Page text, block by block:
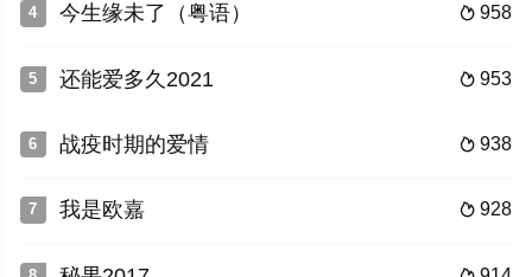
4  958
今生缘未了（粤语）
5  953
还能爱多久2021
6  938
战疫时期的爱情
7  928
我是欧嘉